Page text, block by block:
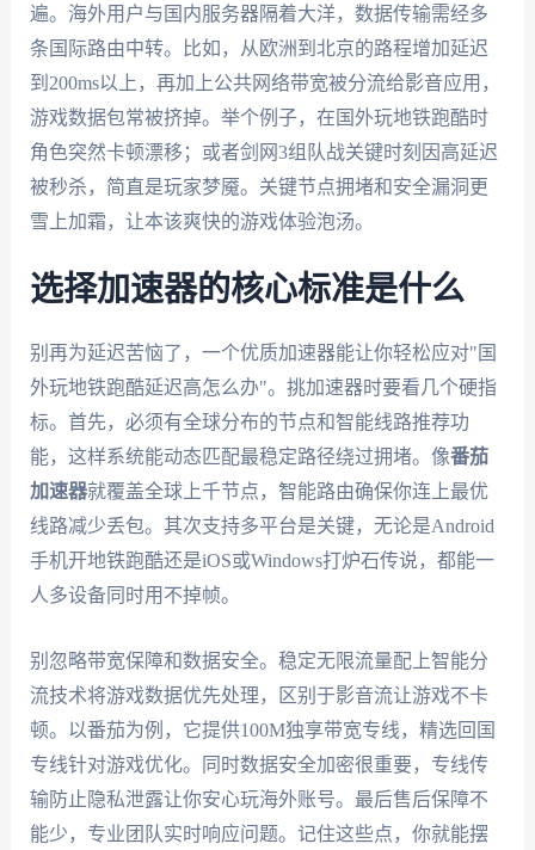
遍。海外用户与国内服务器隔着大洋，数据传输需经多
条国际路由中转。比如，从欧洲到北京的路程增加延迟
到200ms以上，再加上公共网络带宽被分流给影音应用，
游戏数据包常被挤掉。举个例子，在国外玩地铁跑酷时
角色突然卡顿漂移；或者剑网3组队战关键时刻因高延迟
被秒杀，简直是玩家梦魇。关键节点拥堵和安全漏洞更
雪上加霜，让本该爽快的游戏体验泡汤。
选择加速器的核心标准是什么
别再为延迟苦恼了，一个优质加速器能让你轻松应对"国
外玩地铁跑酷延迟高怎么办"。挑加速器时要看几个硬指
标。首先，必须有全球分布的节点和智能线路推荐功
能，这样系统能动态匹配最稳定路径绕过拥堵。像番茄
加速器就覆盖全球上千节点，智能路由确保你连上最优
线路减少丢包。其次支持多平台是关键，无论是Android
手机开地铁跑酷还是iOS或Windows打炉石传说，都能一
人多设备同时用不掉帧。
别忽略带宽保障和数据安全。稳定无限流量配上智能分
流技术将游戏数据优先处理，区别于影音流让游戏不卡
顿。以番茄为例，它提供100M独享带宽专线，精选回国
专线针对游戏优化。同时数据安全加密很重要，专线传
输防止隐私泄露让你安心玩海外账号。最后售后保障不
能少，专业团队实时响应问题。记住这些点，你就能摆